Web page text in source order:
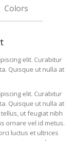
Colors
elit. Curabitur
Quisque ut nulla at
elit. Curabitur
Quisque ut nulla at
ut feugiat nibh
ornare vel id metus.
luctus et ultrices